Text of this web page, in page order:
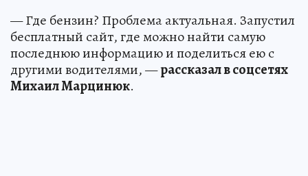
— Где бензин? Проблема актуальная. Запустил
бесплатный сайт, где можно найти самую
последнюю информацию и поделиться ею с
другими водителями, —рассказал в соцсетях
Михаил Марцинюк.